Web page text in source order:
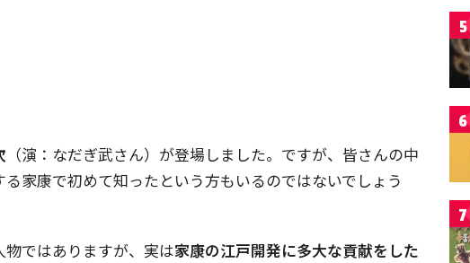
（演：なだぎ武さん）が登場しました。ですが、皆さんの中
家康で初めて知ったという方もいるのではないでしょう
ではありますが、実は家康の江戸開発に多大な貢献をした
5
6
7